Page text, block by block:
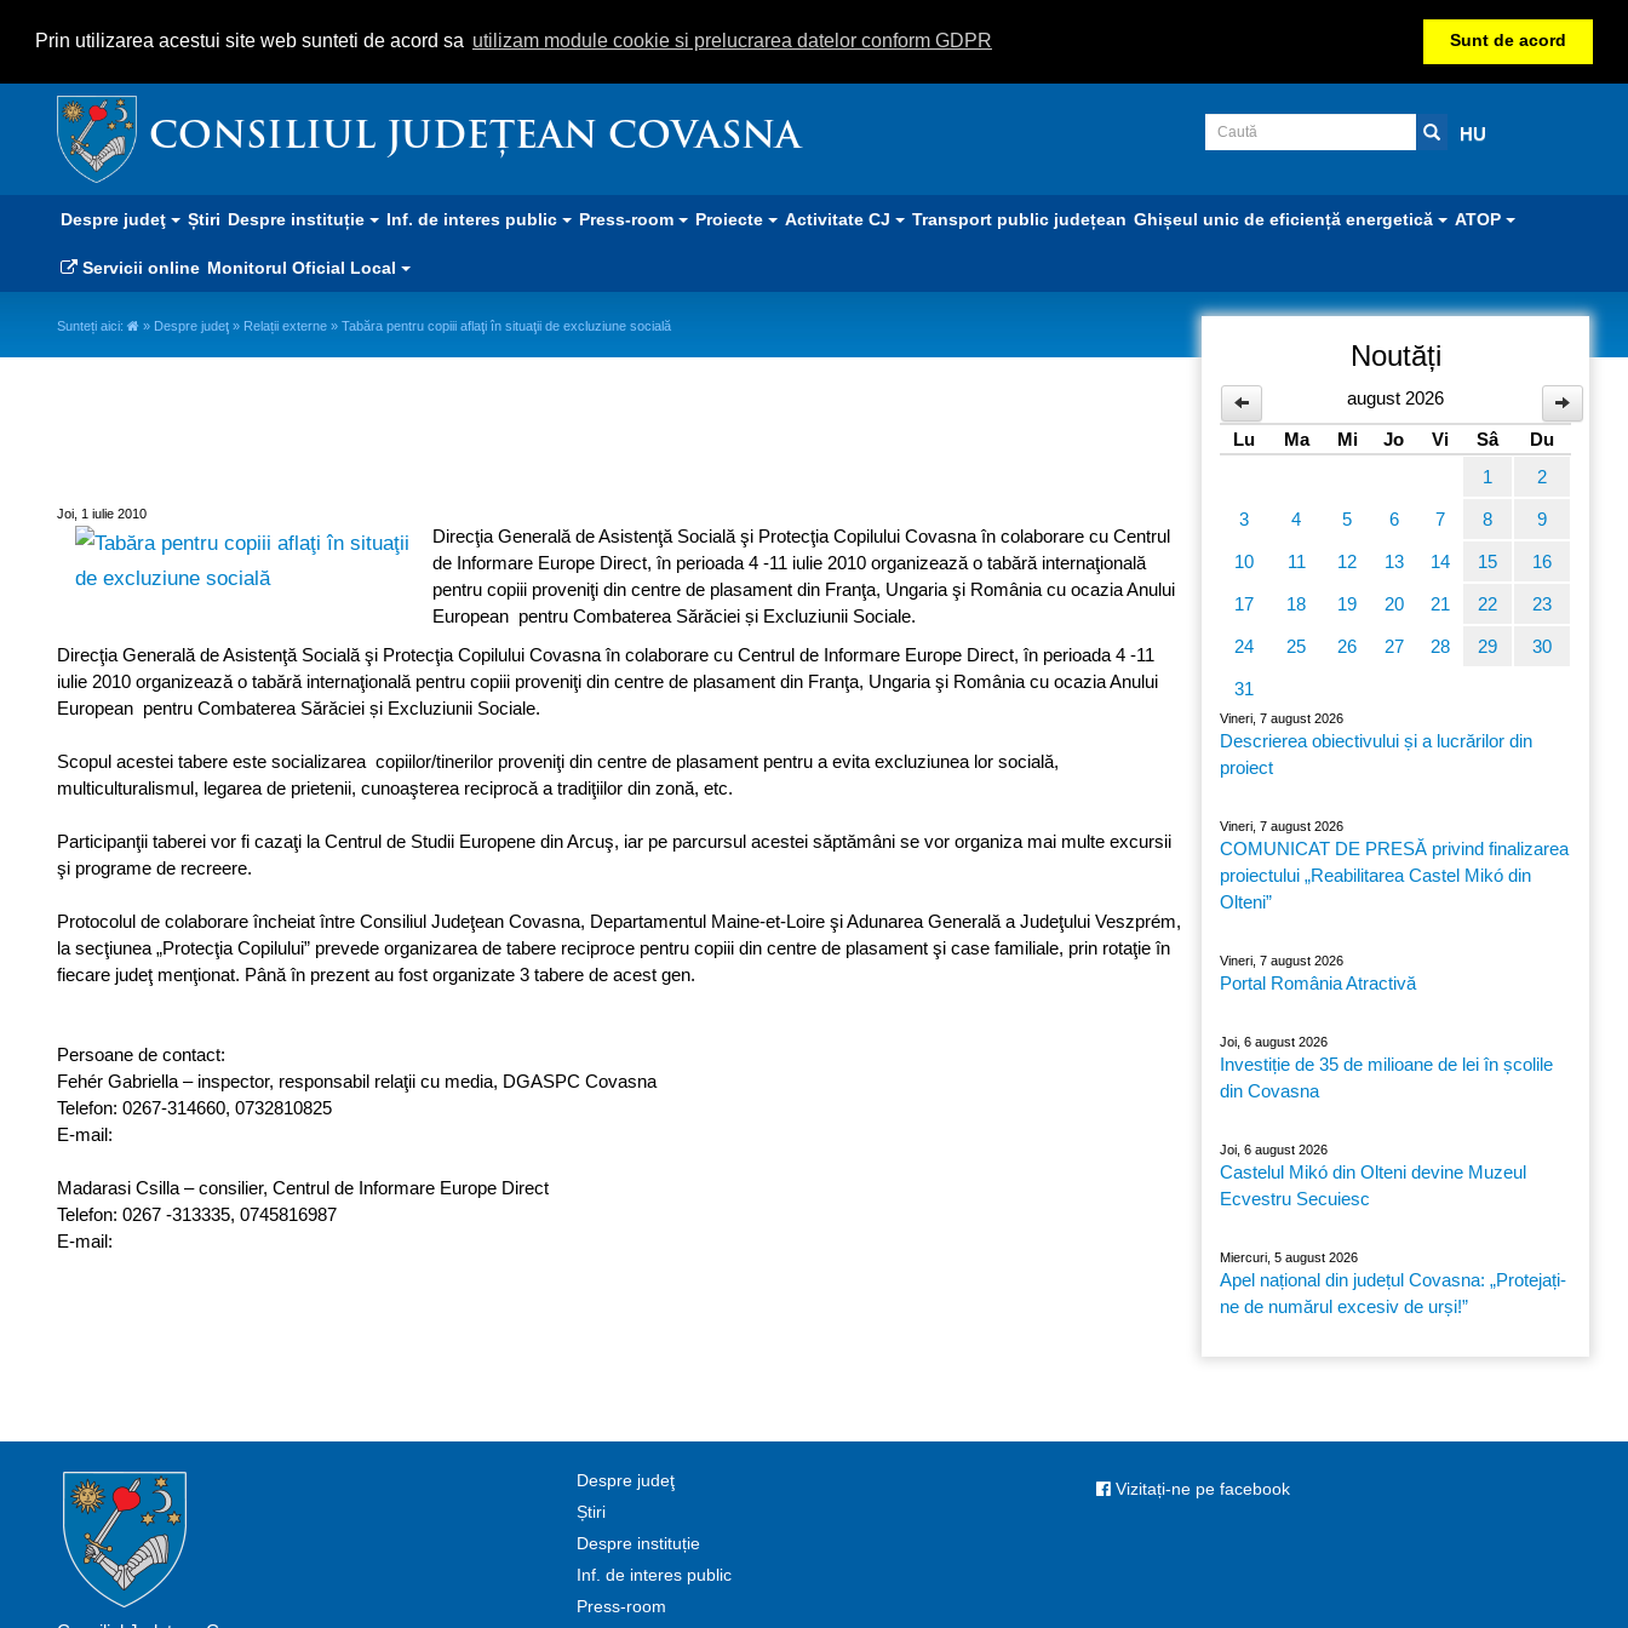
Prin utilizarea acestui site web sunteti de acord sa utilizam module cookie si prelucrarea datelor conform GDPR Sunt de acord
CONSILIUL JUDEȚEAN COVASNA HU
Despre judeţ Știri Despre instituție Inf. de interes public Press-room Proiecte Activitate CJ Transport public județean Ghișeul unic de eficiență energetică ATOP
Servicii online Monitorul Oficial Local
Sunteți aici: » Despre judeţ » Relații externe » Tabăra pentru copiii aflaţi în situaţii de excluziune socială
Joi, 1 iulie 2010
Direcţia Generală de Asistenţă Socială şi Protecţia Copilului Covasna în colaborare cu Centrul
de Informare Europe Direct, în perioada 4 -11 iulie 2010 organizează o tabără internaţională
pentru copiii proveniţi din centre de plasament din Franţa, Ungaria şi România cu ocazia Anului
European pentru Combaterea Sărăciei și Excluziunii Sociale.
Direcţia Generală de Asistenţă Socială şi Protecţia Copilului Covasna în colaborare cu Centrul de Informare Europe Direct, în perioada 4 -11
iulie 2010 organizează o tabără internaţională pentru copiii proveniţi din centre de plasament din Franţa, Ungaria şi România cu ocazia Anului
European pentru Combaterea Sărăciei și Excluziunii Sociale.
Scopul acestei tabere este socializarea copiilor/tinerilor proveniţi din centre de plasament pentru a evita excluziunea lor socială,
multiculturalismul, legarea de prietenii, cunoaşterea reciprocă a tradiţiilor din zonă, etc.
Participanţii taberei vor fi cazaţi la Centrul de Studii Europene din Arcuş, iar pe parcursul acestei săptămâni se vor organiza mai multe excursii
şi programe de recreere.
Protocolul de colaborare încheiat între Consiliul Judeţean Covasna, Departamentul Maine-et-Loire şi Adunarea Generală a Judeţului Veszprém,
la secţiunea „Protecţia Copilului” prevede organizarea de tabere reciproce pentru copiii din centre de plasament şi case familiale, prin rotaţie în
fiecare judeţ menţionat. Până în prezent au fost organizate 3 tabere de acest gen.
Persoane de contact:
Fehér Gabriella – inspector, responsabil relaţii cu media, DGASPC Covasna
Telefon: 0267-314660, 0732810825
E-mail:
Madarasi Csilla – consilier, Centrul de Informare Europe Direct
Telefon: 0267 -313335, 0745816987
E-mail:
Noutăți
august 2026
Lu
Ma Mi Jo Vi Sâ
Du
1
2
3 4 5 6 7 8 9
10 11 12 13 14 15 16
17 18 19 20 21 22 23
24 25 26 27 28 29 30
31
Vineri, 7 august 2026
Descrierea obiectivului și a lucrărilor din
proiect
Vineri, 7 august 2026
COMUNICAT DE PRESĂ privind finalizarea
proiectului „Reabilitarea Castel Mikó din
Olteni”
Vineri, 7 august 2026
Portal România Atractivă
Joi, 6 august 2026
Investiție de 35 de milioane de lei în școlile
din Covasna
Joi, 6 august 2026
Castelul Mikó din Olteni devine Muzeul
Ecvestru Secuiesc
Miercuri, 5 august 2026
Apel național din județul Covasna: „Protejați-
ne de numărul excesiv de urși!”
Despre judeţ
Știri
Despre instituție
Inf. de interes public
Press-room
Vizitați-ne pe facebook